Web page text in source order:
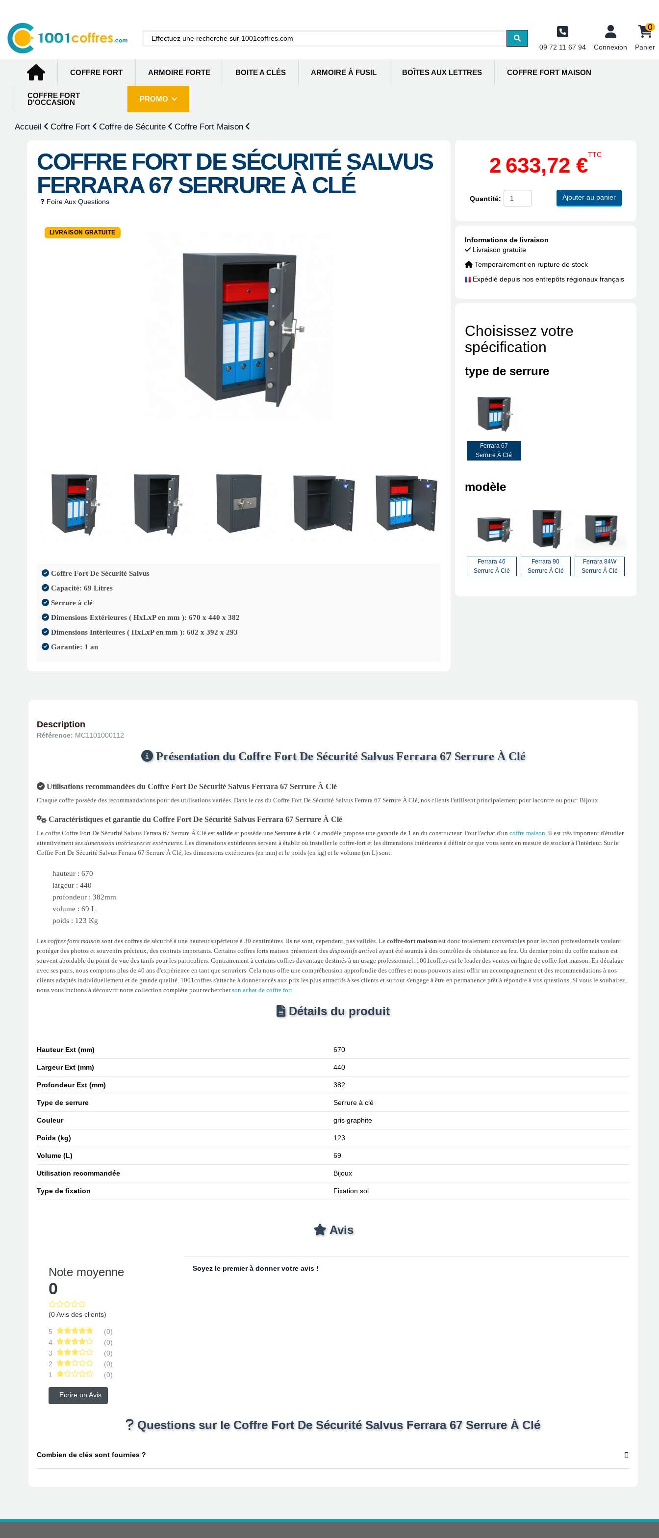
09 72 11 67 94 Connexion
0
Panier
COFFRE FORT ARMOIRE FORTE BOITE A CLÉS ARMOIRE À FUSIL BOÎTES AUX LETTRES COFFRE FORT MAISON
COFFRE FORT
D'OCCASION
PROMO
Accueil Coffre Fort Coffre de Sécurite Coffre Fort Maison
COFFRE FORT DE SÉCURITÉ SALVUS
FERRARA 67 SERRURE À CLÉ
❓ Foire Aux Questions
LIVRAISON GRATUITE
Coffre Fort De Sécurité Salvus
Capacité: 69 Litres
Serrure à clé
Dimensions Extérieures ( HxLxP en mm ): 670 x 440 x 382
Dimensions Intérieures ( HxLxP en mm ): 602 x 392 x 293
Garantie: 1 an
2 633,72 €TTC
Quantité: Ajouter au panier
Choisissez votre
spécification
type de serrure
Ferrara 67
Serrure À Clé
modèle
Ferrara 46
Serrure À Clé
Ferrara 90
Serrure À Clé
Ferrara 84W
Serrure À Clé
Informations de livraison
Livraison gratuite
Temporairement en rupture de stock
Expédié depuis nos entrepôts régionaux français
Description
Référence: MC1101000112
Présentation du Coffre Fort De Sécurité Salvus Ferrara 67 Serrure À Clé
Utilisations recommandées du Coffre Fort De Sécurité Salvus Ferrara 67 Serrure À Clé
Chaque coffre possède des recommandations pour des utilisations variées. Dans le cas du Coffre Fort De Sécurité Salvus Ferrara 67 Serrure À Clé, nos clients l'utilisent principalement pour lacontre ou pour: Bijoux
Caractéristiques et garantie du Coffre Fort De Sécurité Salvus Ferrara 67 Serrure À Clé
Le coffre Coffre Fort De Sécurité Salvus Ferrara 67 Serrure À Clé est solide et possède une Serrure à clé. Ce modèle propose une garantie de 1 an du constructeur. Pour l'achat d'un coffre maison, il est très important d'étudier
attentivement ses dimensions intérieures et extérieures. Les dimensions extérieures servent à établir où installer le coffre-fort et les dimensions intérieures à définir ce que vous serez en mesure de stocker à l'intérieur. Sur le
Coffre Fort De Sécurité Salvus Ferrara 67 Serrure À Clé, les dimensions extérieures (en mm) et le poids (en kg) et le volume (en L) sont:
hauteur : 670
largeur : 440
profondeur : 382mm
volume : 69 L
poids : 123 Kg
Les coffres forts maison sont des coffres de sécurité à une hauteur supérieure à 30 centimètres. Ils ne sont, cependant, pas validés. Le coffre-fort maison est donc totalement convenables pour les non professionnels voulant
protéger des photos et souvenirs précieux, des contrats importants. Certains coffres forts maison présentent des dispositifs antivol ayant été soumis à des contrôles de résistance au feu. Un dernier point du coffre maison est
souvent abordable du point de vue des tarifs pour les particuliers. Contrairement à certains coffres davantage destinés à un usage professionnel. 1001coffres est le leader des ventes en ligne de coffre fort maison. En décalage
avec ses pairs, nous comptons plus de 40 ans d'expérience en tant que serruriers. Cela nous offre une compréhension approfondie des coffres et nous pouvons ainsi offrir un accompagnement et des recommendations à nos
clients adaptés individuellement et de grande qualité. 1001coffres s'attache à donner accès aux prix les plus attractifs à ses clients et surtout s'engage à être en permanence prêt à répondre à vos questions. Si vous le souhaitez,
nous vous incitons à découvrir notre collection complète pour rechercherson achat de coffre fort
Détails du produit
Hauteur Ext (mm) 670
Largeur Ext (mm) 440
Profondeur Ext (mm) 382
Type de serrure Serrure à clé
Couleur gris graphite
Poids (kg) 123
Volume (L) 69
Utilisation recommandée Bijoux
Type de fixation Fixation sol
Avis
Note moyenne
0
(0 Avis des clients)
5
(0)
4
(0)
3
(0)
2
(0)
1
(0)
Ecrire un Avis
Soyez le premier à donner votre avis !
Questions sur le Coffre Fort De Sécurité Salvus Ferrara 67 Serrure À Clé
Combien de clés sont fournies ?